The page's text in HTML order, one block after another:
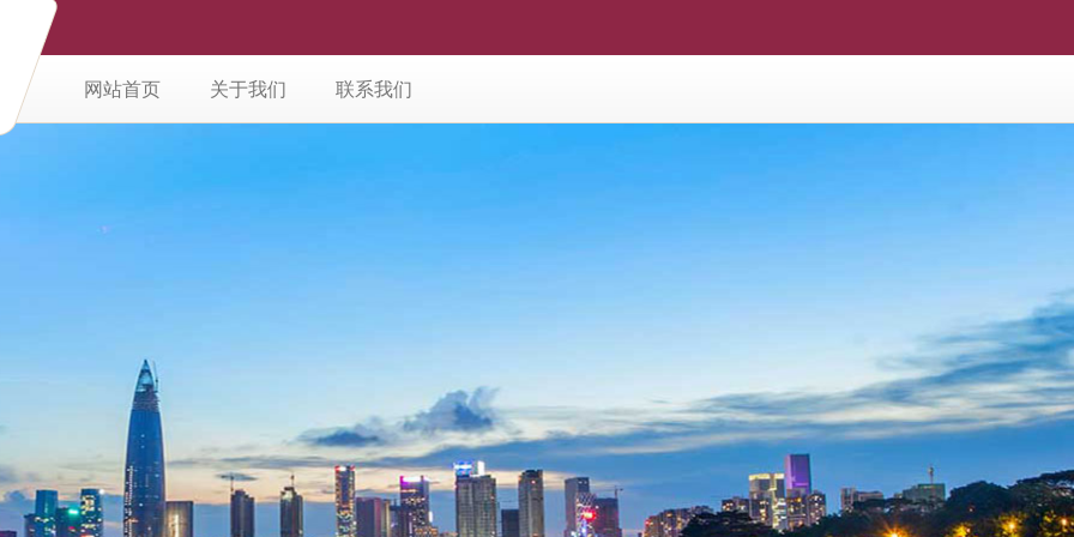
网站首页 关于我们 联系我们